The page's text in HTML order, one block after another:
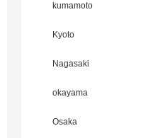
kumamoto
Kyoto
Nagasaki
okayama
Osaka